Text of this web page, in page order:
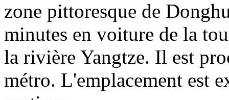
zone pittoresque de
minutes en voiture de la
la rivière Yangtze. Il est
métro. L'emplacement est